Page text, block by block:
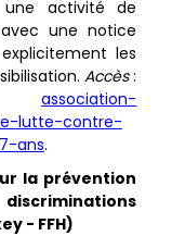
activité de
une notice
les
Accès:
association-
lutte-contre-
ans.
la prévention
- FFH)